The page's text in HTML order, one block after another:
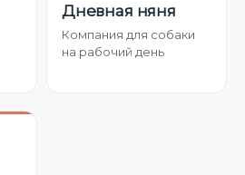
Дневная няня
Компания для собаки
на рабочий день